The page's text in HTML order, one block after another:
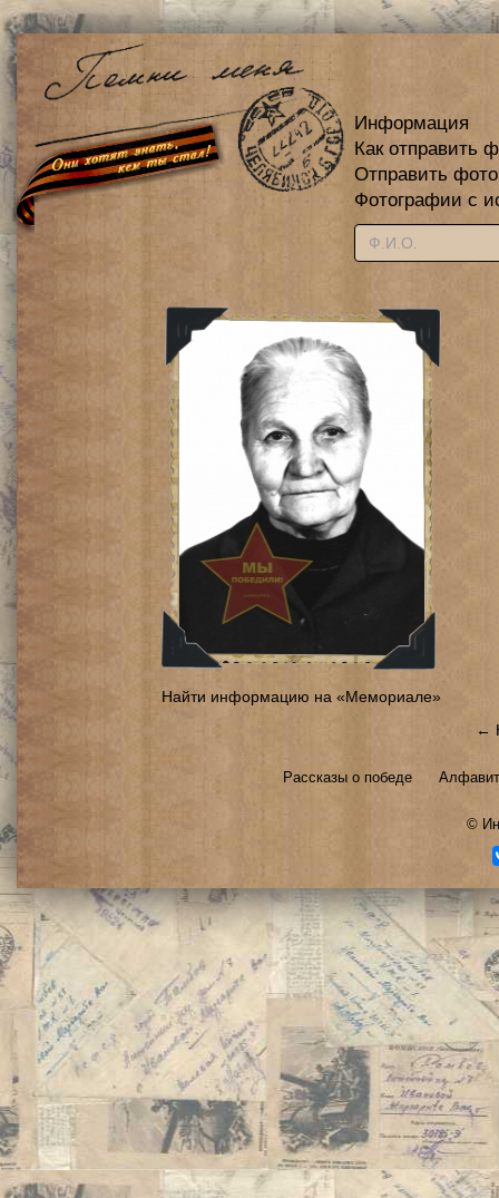
Информация
Как отправить
Отправить
Фотографии с
Найти информацию на «Мемориале»
←
Рассказы о победе
©